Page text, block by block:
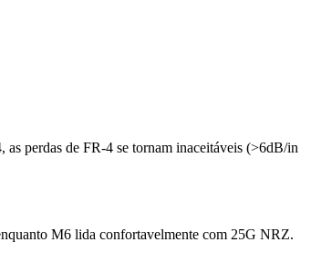
perdas de FR-4 se tornam inaceitáveis (>6dB/in
M6 lida confortavelmente com 25G NRZ.